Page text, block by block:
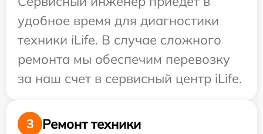
удобное время для диагностики
техники iLife. В случае сложного
ремонта мы обеспечим перевозку
за наш счет в сервисный центр iLife.
3
Ремонт техники